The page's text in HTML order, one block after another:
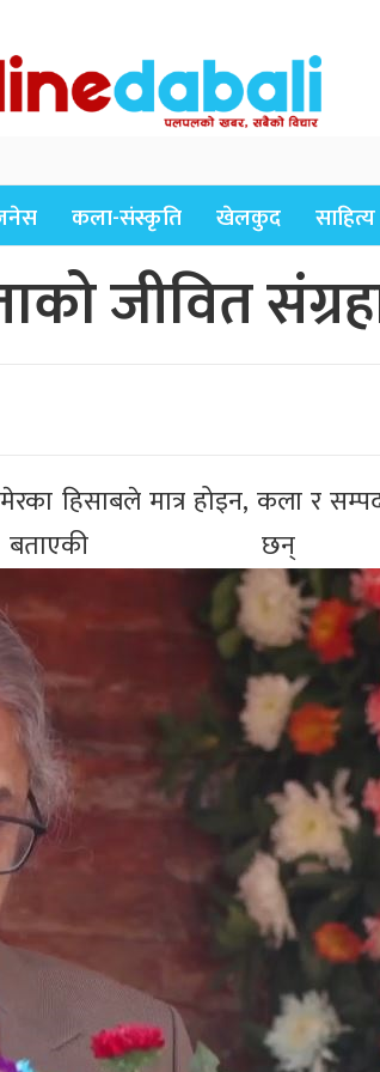
कला-संस्कृति खेलकुद साहित्य
जीवित
हिसाबले मात्र होइन, कला र